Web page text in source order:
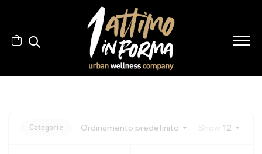
Categorie Ordinamento predefinito 12